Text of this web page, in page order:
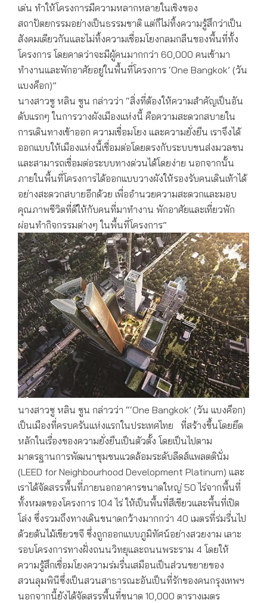
เด่น ทำให้โครงการมีความหลากหลายในเชิงของ
สถาปัตยกรรมอย่างเป็นธรรมชาติ แต่ก็ไม่ทิ้งความรู้สึกว่าเป็น
สังคมเดียวกันและไม่ทิ้งความเชื่อมโยงกลมกลืนของพื้นที่ทั้ง
โครงการ โดยคาดว่าจะมีผู้คนมากกว่า 60,000 คนเข้ามา
ทำงานและพักอาศัยอยู่ในพื้นที่โครงการ ‘One Bangkok’ (วัน
แบงค็อก)”
นางสาวซู หลิน ซูน กล่าวว่า “สิ่งที่ต้องให้ความสำคัญเป็นอัน
ดับแรกๆ ในการวางผังเมืองแห่งนี้ คือความสะดวกสบายใน
การเดินทางเข้าออก ความเชื่อมโยง และความยั่งยืน เราจึงได้
ออกแบบให้เมืองแห่งนี้เชื่อมต่อโดยตรงกับระบบขนส่งมวลชน
และสามารถเชื่อมต่อระบบทางด่วนได้โดยง่าย นอกจากนั้น
ภายในพื้นที่โครงการได้ออกแบบวางผังให้รองรับคนเดินเท้าได้
อย่างสะดวกสบายอีกด้วย เพื่ออำนวยความสะดวกและมอบ
คุณภาพชีวิตที่ดีให้กับคนที่มาทำงาน พักอาศัยและเที่ยวพัก
ผ่อนทำกิจกรรมต่างๆ ในพื้นที่โครงการ”
นางสาวซู หลิน ซูน กล่าวว่า “‘One Bangkok’ (วัน แบงค็อก)
เป็นเมืองที่ครบครันแห่งแรกในประเทศไทย ที่สร้างขึ้นโดยยึด
หลักในเรื่องของความยั่งยืนเป็นตัวตั้ง โดยเป็นไปตาม
มาตรฐานการพัฒนาชุมชนแวดล้อมระดับลีดส์แพลตตินั่ม
(LEED for Neighbourhood Development Platinum) และ
เราได้จัดสรรพื้นที่ภายนอกอาคารขนาดใหญ่ 50 ไร่จากพื้นที่
ทั้งหมดของโครงการ 104 ไร่ ให้เป็นพื้นที่สีเขียวและพื้นที่เปิด
โล่ง ซึ่งรวมถึงทางเดินขนาดกว้างมากกว่า 40 เมตรที่ร่มรื่นไป
ด้วยต้นไม้เขียวขจี ซึ่งถูกออกแบบภูมิทัศน์อย่างสวยงาม เลาะ
รอบโครงการทางฝั่งถนนวิทยุและถนนพระราม 4 โดยให้
ความรู้สึกเชื่อมโยงความร่มรื่นเสมือนเป็นส่วนขยายของ
สวนลุมพินีซึ่งเป็นสวนสาธารณะอันเป็นที่รักของคนกรุงเทพฯ
นอกจากนี้ยังได้จัดสรรพื้นที่ขนาด 10,000 ตารางเมตร